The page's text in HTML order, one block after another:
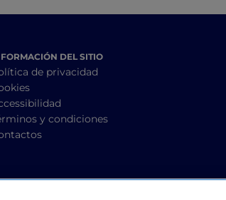
DEL SITIO
de privacidad
y condiciones